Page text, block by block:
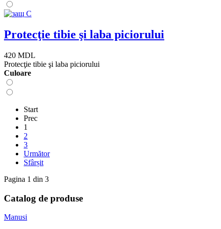
Protecţie tibie şi laba piciorului
420 MDL
Protecţie tibie şi laba piciorului
Сuloare
Start
Prec
1
2
3
Următor
Sfârșit
Pagina 1 din 3
Catalog de produse
Manusi